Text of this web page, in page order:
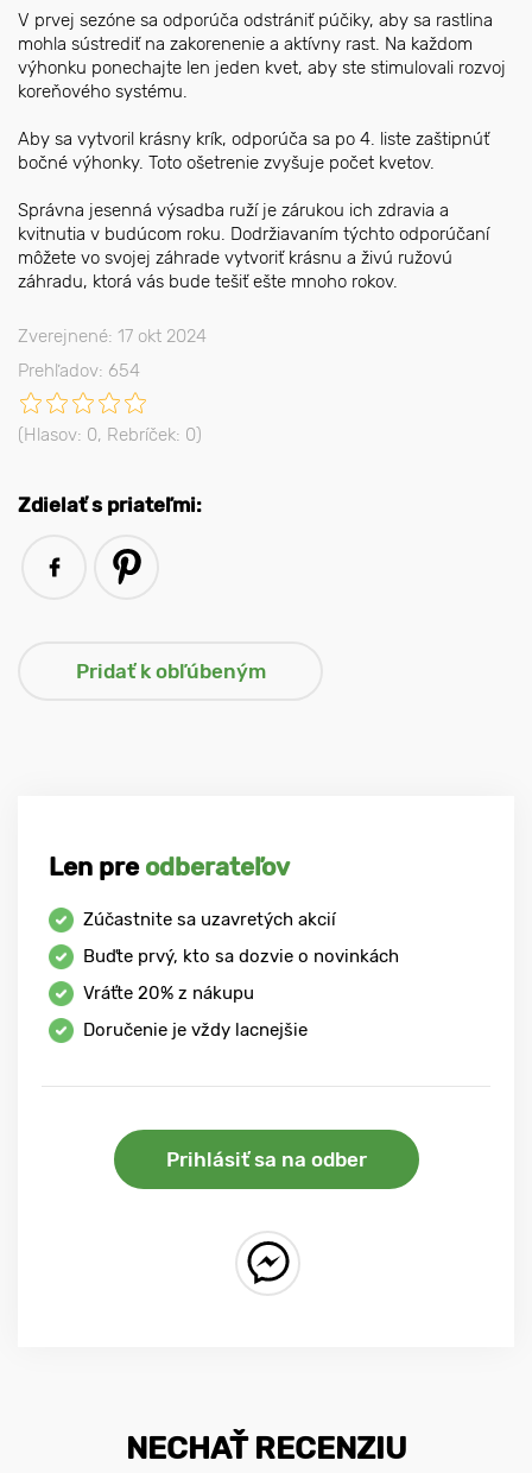
V prvej sezóne sa odporúča odstrániť púčiky, aby sa rastlina
mohla sústrediť na zakorenenie a aktívny rast. Na každom
výhonku ponechajte len jeden kvet, aby ste stimulovali rozvoj
koreňového systému.
Aby sa vytvoril krásny krík, odporúča sa po 4. liste zaštipnúť
bočné výhonky. Toto ošetrenie zvyšuje počet kvetov.
Správna jesenná výsadba ruží je zárukou ich zdravia a
kvitnutia v budúcom roku. Dodržiavaním týchto odporúčaní
môžete vo svojej záhrade vytvoriť krásnu a živú ružovú
záhradu, ktorá vás bude tešiť ešte mnoho rokov.
Zverejnené: 17 okt 2024
Prehľadov: 654
(Hlasov: 0, Rebríček: 0)
Zdielať s priateľmi:
Len pre odberateľov
Zúčastnite sa uzavretých akcií
Buďte prvý, kto sa dozvie o novinkách
Vráťte 20% z nákupu
Doručenie je vždy lacnejšie
Prihlásiť sa na odber
NECHAŤ RECENZIU